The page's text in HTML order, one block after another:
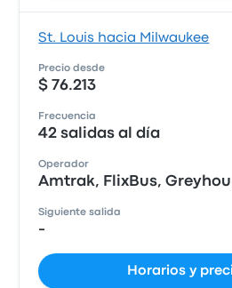
St. Louis hacia Milwaukee
Precio desde
$ 76.213
Frecuencia
42 salidas al día
Operador
Amtrak, FlixBus,
Siguiente salida
-
Horarios y